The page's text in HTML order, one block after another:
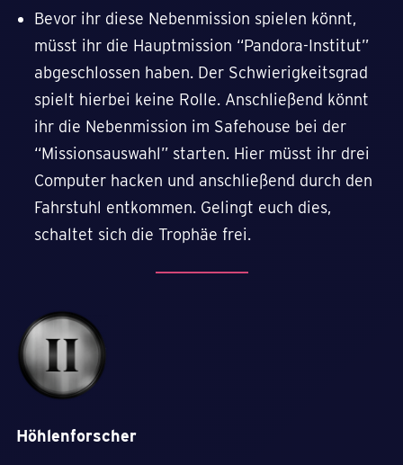
Bevor ihr diese Nebenmission spielen könnt,
müsst ihr die Hauptmission “Pandora-Institut”
abgeschlossen haben. Der Schwierigkeitsgrad
spielt hierbei keine Rolle. Anschließend könnt
ihr die Nebenmission im Safehouse bei der
“Missionsauswahl” starten. Hier müsst ihr drei
Computer hacken und anschließend durch den
Fahrstuhl entkommen. Gelingt euch dies,
schaltet sich die Trophäe frei.
Höhlenforscher